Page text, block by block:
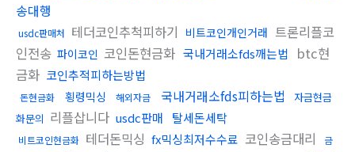
송대행
usdc판매처 테더코인추척피하기 비트코인개인거래 트론리플코
인전송 파이코인 코인돈현금화 국내거래소fds깨는법
btc현
금화 코인추적피하는방법
돈현금화 횡령믹싱 해외자금 국내거래소fds피하는법
자금현금
화문의 리플삽니다 usdc판매 탈세돈세탁
비트코인현금화 테더돈믹싱 fx믹싱최저수수료 코인송금대리
금